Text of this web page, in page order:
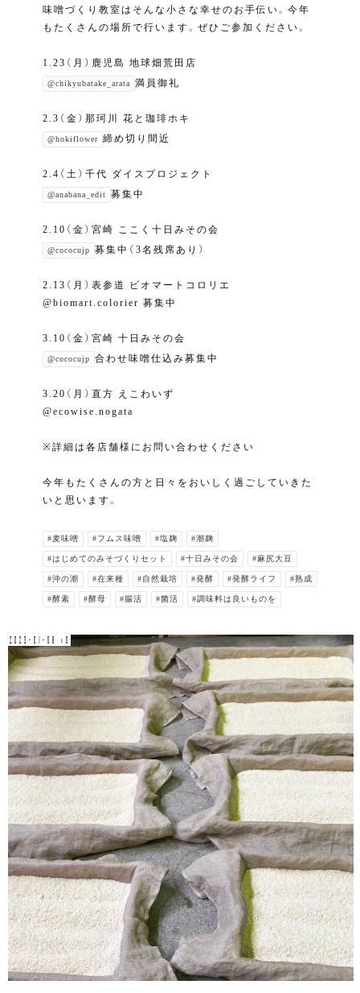
味噌づくり教室はそんな小さな幸せのお手伝い。今年
もたくさんの場所で行います。ぜひご参加ください。
1.23（月）鹿児島 地球畑荒田店
@chikyubatake_arata 満員御礼
2.3（金）那珂川 花と珈琲ホキ
@hokiflower 締め切り間近
2.4（土）千代 ダイスプロジェクト
@anabana_edit 募集中
2.10（金）宮崎 ここく十日みその会
@cococujp 募集中（3名残席あり）
2.13（月）表参道 ビオマートコロリエ
@biomart.colorier 募集中
3.10（金）宮崎 十日みその会
@cococujp 合わせ味噌仕込み募集中
3.20（月）直方 えこわいず
@ecowise.nogata
※詳細は各店舗様にお問い合わせください
今年もたくさんの方と日々をおいしく過ごしていきた
いと思います。
#麦味噌 #フムス味噌 #塩麹 #潮麹
#はじめてのみそづくりセット #十日みその会 #麻尻大豆
#沖の潮 #在来種 #自然栽培 #発酵 #発酵ライフ #熟成
#酵素 #酵母 #腸活 #菌活 #調味料は良いものを
2023-01-08 v0